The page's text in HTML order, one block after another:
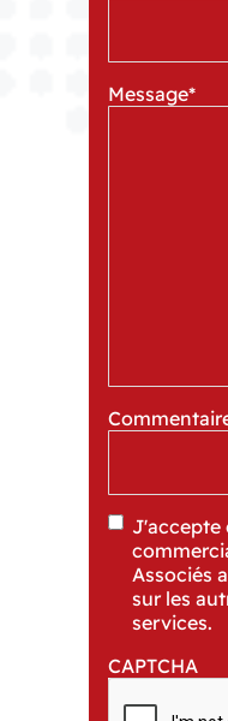
Message*
J'accepte
Associés
sur les
services.
CAPTCHA